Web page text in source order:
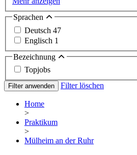
Sprachen
Deutsch 47
Englisch 1
Bezeichnung
Topjobs
Filter anwenden Filter löschen
Home
>
Praktikum
>
Mülheim an der Ruhr